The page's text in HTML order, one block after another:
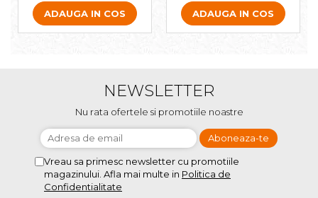
ADAUGA IN COS ADAUGA IN COS
NEWSLETTER
Nu rata ofertele si promotiile noastre
Vreau sa primesc newsletter cu promotiile
magazinului. Afla mai multe in Politica de
Confidentialitate